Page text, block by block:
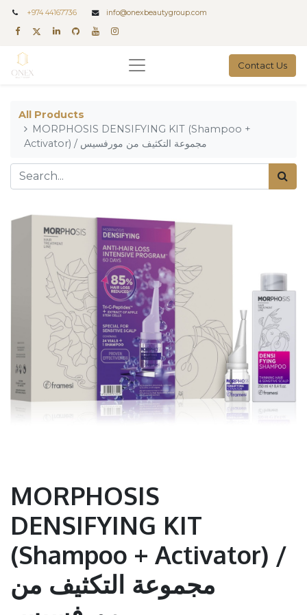
+974 44167736 info@onexbeautygroup.com
Contact Us
All Products
MORPHOSIS DENSIFYING KIT (Shampoo +
Activator) / مجموعة التكثيف من مورفسيس
MORPHOSIS
DENSIFYING KIT
(Shampoo + Activator) /
مجموعة التكثيف من